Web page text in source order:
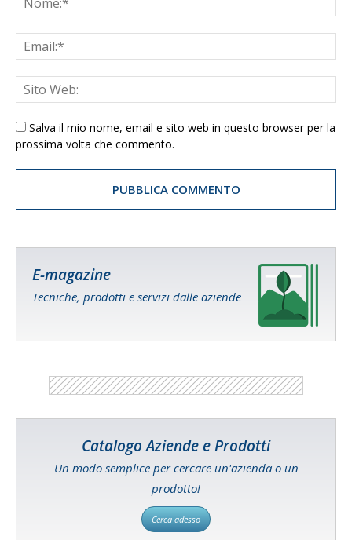
Salva il mio nome, email e sito web in questo browser per la
prossima volta che commento.
E-magazine
Tecniche, prodotti e servizi dalle aziende
Catalogo Aziende e Prodotti
Un modo semplice per cercare un'azienda o un
prodotto!
Cerca adesso